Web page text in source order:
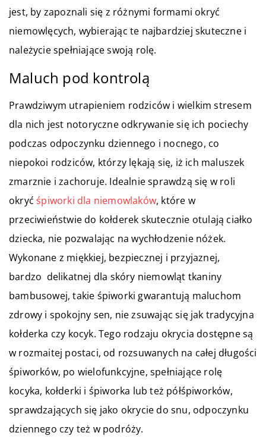
jest, by zapoznali się z różnymi formami okryć
niemowlęcych, wybierając te najbardziej skuteczne i
należycie spełniające swoją rolę.
Maluch pod kontrolą
Prawdziwym utrapieniem rodziców i wielkim stresem
dla nich jest notoryczne odkrywanie się ich pociechy
podczas odpoczynku dziennego i nocnego, co
niepokoi rodziców, którzy lękają się, iż ich maluszek
zmarznie i zachoruje. Idealnie sprawdzą się w roli
okryćśpiworki dla niemowlaków, które w
przeciwieństwie do kołderek skutecznie otulają ciałko
dziecka, nie pozwalając na wychłodzenie nóżek.
Wykonane z miękkiej, bezpiecznej i przyjaznej,
bardzo delikatnej dla skóry niemowląt tkaniny
bambusowej, takie śpiworki gwarantują maluchom
zdrowy i spokojny sen, nie zsuwając się jak tradycyjna
kołderka czy kocyk. Tego rodzaju okrycia dostępne są
w rozmaitej postaci, od rozsuwanych na całej długości
śpiworków, po wielofunkcyjne, spełniające rolę
kocyka, kołderki i śpiworka lub też półśpiworków,
sprawdzających się jako okrycie do snu, odpoczynku
dziennego czy też w podróży.